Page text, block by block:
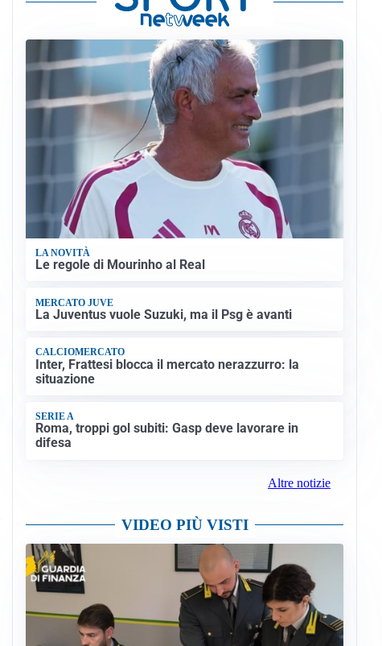
LA NOVITÀ
Le regole di Mourinho al Real
MERCATO JUVE
La Juventus vuole Suzuki, ma il Psg è avanti
CALCIOMERCATO
Inter, Frattesi blocca il mercato nerazzurro: la
situazione
SERIE A
Roma, troppi gol subiti: Gasp deve lavorare in
difesa
Altre notizie
VIDEO PIÙ VISTI